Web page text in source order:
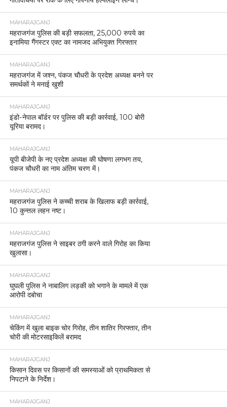
MAHARAJGANJ
महराजगंज पुलिस की बड़ी सफलता, 25,000 रुपये का
इनामिया गैंगस्टर एक्ट का नामजद अभियुक्त गिरफ्तार
MAHARAJGANJ
महराजगंज में जश्न, पंकज चौधरी के प्रदेश अध्यक्ष बनने पर
समर्थकों ने मनाई खुशी
MAHARAJGANJ
इंडो-नेपाल बॉर्डर पर पुलिस की बड़ी कार्रवाई, 100 बोरी
यूरिया बरामद।
MAHARAJGANJ
यूपी बीजेपी के नए प्रदेश अध्यक्ष की घोषणा लगभग तय,
पंकज चौधरी का नाम अंतिम चरण में।
MAHARAJGANJ
महराजगंज पुलिस ने कच्ची शराब के खिलाफ बड़ी कार्रवाई,
10 कुन्तल लहन नष्ट।
MAHARAJGANJ
महराजगंज पुलिस ने साइबर ठगी करने वाले गिरोह का किया
खुलासा।
MAHARAJGANJ
घुघली पुलिस ने नाबालिग लड़की को भगाने के मामले में एक
आरोपी दबोचा
MAHARAJGANJ
चेकिंग में खुला बाइक चोर गिरोह, तीन शातिर गिरफ्तार, तीन
चोरी की मोटरसाइकिलें बरामद
MAHARAJGANJ
किसान दिवस पर किसानों की समस्याओं को प्राथमिकता से
निपटाने के निर्देश।
MAHARAJGANJ